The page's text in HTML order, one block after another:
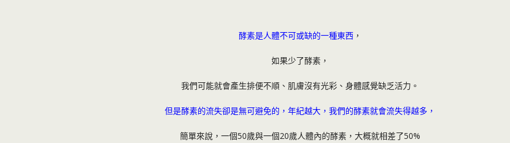
酵素是人體不可或缺的一種東西 ，
如果少了酵素，
我們可能就會產生排便不順、肌膚沒有光彩、身體感覺缺乏活力。
但是酵素的流失卻是無可避免的，年紀越大，我們的酵素就會流失得越多，
簡單來說，一個50歲與一個20歲人體內的酵素，大概就相差了50%